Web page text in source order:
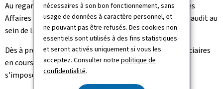
nécessaires à son bon fonctionnement, sans
usage de données à caractère personnel, et
ne pouvant pas être refusés. Des cookies non
essentiels sont utilisés à des fins statistiques
et seront activés uniquement si vous les
acceptez. Consulter notrepolitique de
confidentialité.
Au regard de la gravité des faits allégués, le ministre des
Affaires intérieures, Léon Gloden, a décidé de lancer un audit au
sein de la Direction générale de l'immigration.
Dès à présent, et sans préjudice des investigations judiciaires
en cours, le ministère prend toutes les mesures qui
s'imposent.